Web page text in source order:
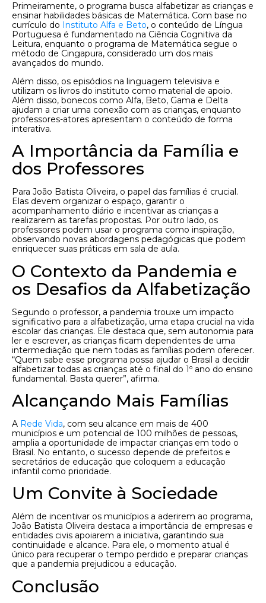
Primeiramente, o programa busca alfabetizar as crianças e
ensinar habilidades básicas de Matemática. Com base no
currículo do Instituto Alfa e Beto, o conteúdo de Língua
Portuguesa é fundamentado na Ciência Cognitiva da
Leitura, enquanto o programa de Matemática segue o
método de Cingapura, considerado um dos mais
avançados do mundo.
Além disso, os episódios na linguagem televisiva e
utilizam os livros do instituto como material de apoio.
Além disso, bonecos como Alfa, Beto, Gama e Delta
ajudam a criar uma conexão com as crianças, enquanto
professores-atores apresentam o conteúdo de forma
interativa.
A Importância da Família e
dos Professores
Para João Batista Oliveira, o papel das famílias é crucial.
Elas devem organizar o espaço, garantir o
acompanhamento diário e incentivar as crianças a
realizarem as tarefas propostas. Por outro lado, os
professores podem usar o programa como inspiração,
observando novas abordagens pedagógicas que podem
enriquecer suas práticas em sala de aula.
O Contexto da Pandemia e
os Desafios da Alfabetização
Segundo o professor, a pandemia trouxe um impacto
significativo para a alfabetização, uma etapa crucial na vida
escolar das crianças. Ele destaca que, sem autonomia para
ler e escrever, as crianças ficam dependentes de uma
intermediação que nem todas as famílias podem oferecer.
“Quem sabe esse programa possa ajudar o Brasil a decidir
alfabetizar todas as crianças até o final do 1º ano do ensino
fundamental. Basta querer”, afirma.
Alcançando Mais Famílias
A Rede Vida, com seu alcance em mais de 400
municípios e um potencial de 100 milhões de pessoas,
amplia a oportunidade de impactar crianças em todo o
Brasil. No entanto, o sucesso depende de prefeitos e
secretários de educação que coloquem a educação
infantil como prioridade.
Um Convite à Sociedade
Além de incentivar os municípios a aderirem ao programa,
João Batista Oliveira destaca a importância de empresas e
entidades civis apoiarem a iniciativa, garantindo sua
continuidade e alcance. Para ele, o momento atual é
único para recuperar o tempo perdido e preparar crianças
que a pandemia prejudicou a educação.
Conclusão